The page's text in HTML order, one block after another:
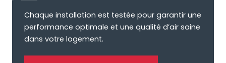
Chaque installation est testée pour garantir une
performance optimale et une qualité d’air saine
dans votre logement.